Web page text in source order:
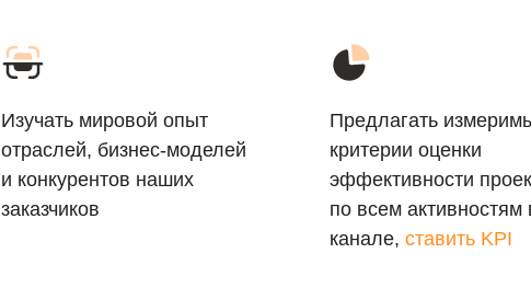
Изучать мировой опыт
отраслей, бизнес-моделей
и конкурентов наших
заказчиков
Предлагать
критерии оценки
эффективности
по всем
канале, ставить KPI